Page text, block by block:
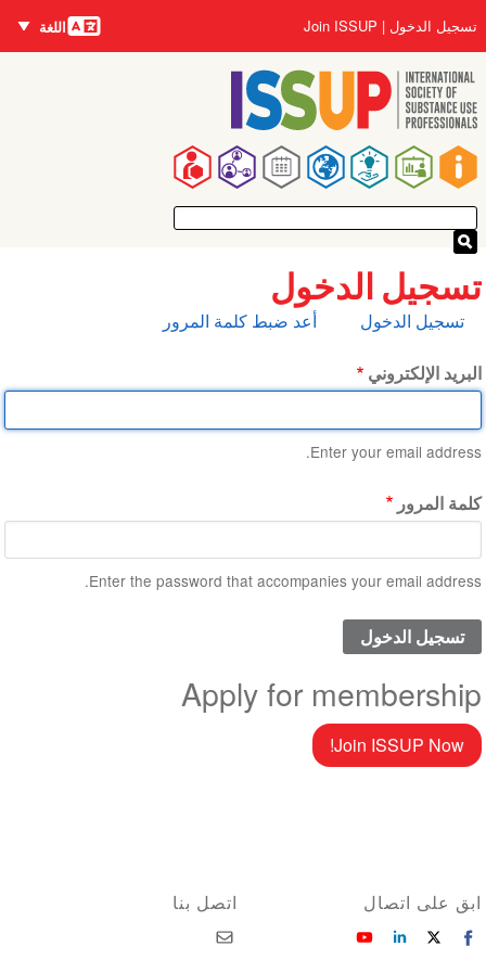
إلى
المحتوى
الرئيسي
Main
navigation
User
account
menu
تسجيل الدخول Join ISSUP اللغات
اللغة
تسجيل الدخول
التبويبات
الأساسية
تسجيل الدخول أعد ضبط كلمة المرور
البريد الإلكتروني
Enter your email address.
كلمة المرور
Enter the password that accompanies your email address.
Apply for membership
Join ISSUP Now!
اتصل بنا ابق على اتصال